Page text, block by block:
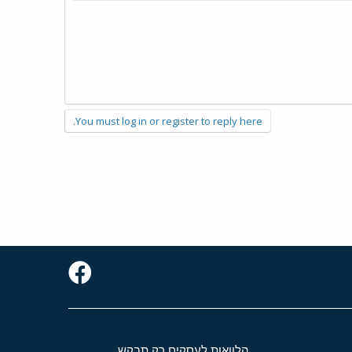
You must log in or register to reply here.